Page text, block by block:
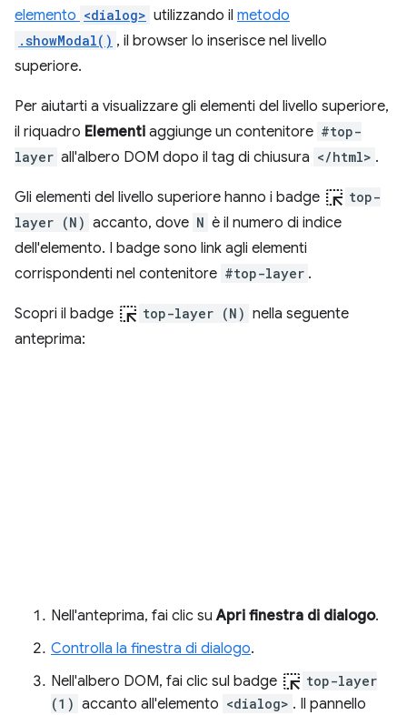
elemento <dialog> utilizzando il metodo
.showModal() , il browser lo inserisce nel livello
superiore.
Per aiutarti a visualizzare gli elementi del livello superiore,
il riquadro Elementi aggiunge un contenitore #top-
layer all'albero DOM dopo il tag di chiusura </html> .
Gli elementi del livello superiore hanno i badge ink_selection top-
layer (N) accanto, dove N è il numero di indice
dell'elemento. I badge sono link agli elementi
corrispondenti nel contenitore #top-layer .
Scopri il badge ink_selection top-layer (N) nella seguente
anteprima:
Nell'anteprima, fai clic suApri finestra di dialogo.
Controlla la finestra di dialogo.
Nell'albero DOM, fai clic sul badge ink_selection top-layer
(1) accanto all'elemento <dialog> . Il pannello